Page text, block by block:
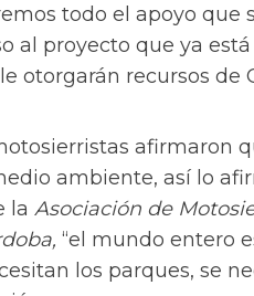
todo el apoyo que
al proyecto que ya
otorgarán recursos de
afirmaron
ambiente, así lo
la Asociación de
“el mundo entero
los parques, se